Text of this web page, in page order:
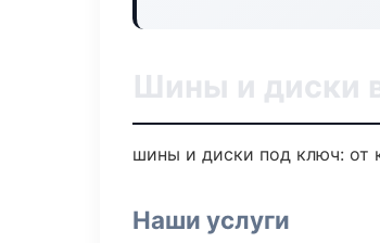
Шины и диски
шины и диски под ключ: от
Наши услуги